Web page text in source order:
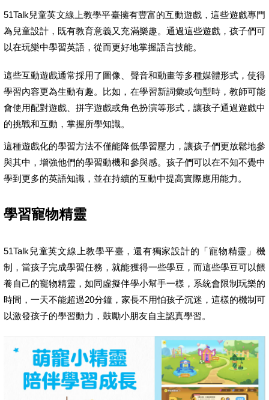
51Talk兒童英文線上教學平臺擁有豐富的互動遊戲，這些遊戲專門
為兒童設計，既有教育意義又充滿樂趣。通過這些遊戲，孩子們可
以在玩樂中學習英語，從而更好地掌握語言技能。
這些互動遊戲通常採用了圖像、聲音和動畫等多種媒體形式，使得
學習內容更為生動有趣。比如，在學習新詞彙或句型時，教師可能
會使用配對遊戲、拼字遊戲或角色扮演等形式，讓孩子通過遊戲中
的挑戰和互動，掌握所學知識。
這種遊戲化的學習方法不僅能降低學習壓力，讓孩子們更放鬆地參
與其中，增強他們的學習動機和參與感。孩子們可以在不知不覺中
學到更多的英語知識，並在持續的互動中提高實際應用能力。
學習寵物精靈
51Talk兒童英文線上教學平臺，還有獨家設計的「寵物精靈」機
制，當孩子完成學習任務，就能獲得一些學豆，而這些學豆可以餵
養自己的寵物精靈，如同虛擬伴學小幫手一樣，系統會限制玩樂的
時間，一天不能超過20分鐘，家長不用怕孩子沉迷，這樣的機制可
以激發孩子的學習動力，鼓勵小朋友自主認真學習。